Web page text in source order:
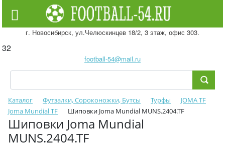
г. Новосибирск, ул.Челюскинцев 18/2, 3 этаж, офис 303.
32
football-54@mail.ru
Каталог Футзалки, Сороконожки, Бутсы Турфы
JOMA TF
Joma Mundial TF
Шиповки Joma Mundial MUNS.2404.TF
Шиповки Joma Mundial
MUNS.2404.TF